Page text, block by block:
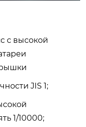
с высокой
JIS 1;
1/10000;